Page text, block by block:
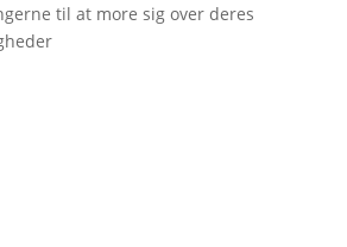
til at more sig over deres